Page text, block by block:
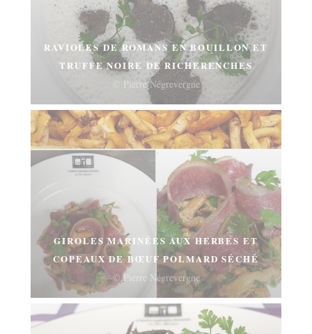
RAVIOLES DE ROMANS EN BOUILLON ET
TRUFFE NOIRE DE RICHERENCHES
© Pierre Négrevergne
GIROLES MARINÉES AUX HERBES ET
COPEAUX DE BŒUF POLMARD SÉCHÉ
© Pierre Négrevergne